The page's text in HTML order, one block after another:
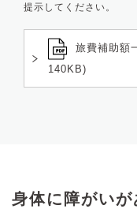
提示してください。
旅費補助額
140KB)
身体に障がいが